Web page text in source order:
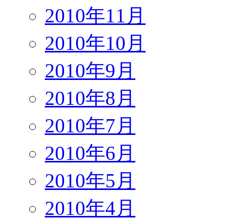
2010年11月
2010年10月
2010年9月
2010年8月
2010年7月
2010年6月
2010年5月
2010年4月